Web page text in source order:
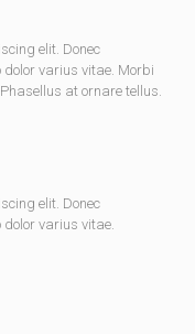
elit. Donec
varius vitae. Morbi
at ornare tellus.
elit. Donec
varius vitae.